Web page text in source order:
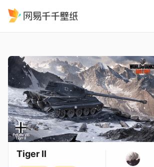
Tiger II